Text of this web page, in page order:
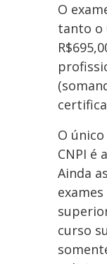
O
tanto o
O
CNPI é
Ainda
curso